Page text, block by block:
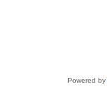
Powered by